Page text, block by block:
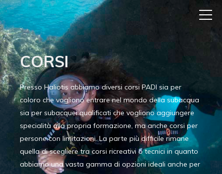
CORSI
Presso Haliotis abbiamo diversi corsi PADI sia per
coloro che vogliono entrare nel mondo della subacqua
sia per subacquei qualificati che vogliono aggiungere
specialità alla propria formazione, ma anche corsi per
persone con limitazioni. La parte più difficile rimane
quella di scegliere tra corsi ricreativi o tecnici in quanto
abbiamo una vasta gamma di opzioni ideali anche per